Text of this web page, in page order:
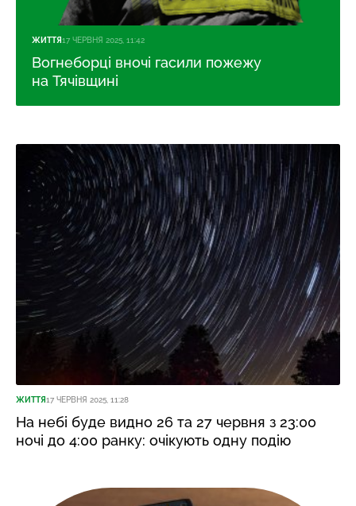
ЖИТТЯ17 ЧЕРВНЯ 2025, 11:42
Вогнеборці вночі гасили пожежу
на Тячівщині
ЖИТТЯ17 ЧЕРВНЯ 2025, 11:28
На небі буде видно 26 та 27 червня з 23:00
ночі до 4:00 ранку: очікують одну подію